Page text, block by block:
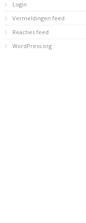
Login
Vermeldingen feed
Reacties feed
WordPress.org